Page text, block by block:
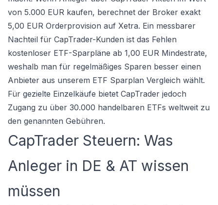
von 5.000 EUR kaufen, berechnet der Broker exakt
5,00 EUR Orderprovision auf Xetra. Ein messbarer
Nachteil für CapTrader-Kunden ist das Fehlen
kostenloser ETF-Sparpläne ab 1,00 EUR Mindestrate,
weshalb man für regelmäßiges Sparen besser einen
Anbieter aus unserem ETF Sparplan Vergleich wählt.
Für gezielte Einzelkäufe bietet CapTrader jedoch
Zugang zu über 30.000 handelbaren ETFs weltweit zu
den genannten Gebühren.
CapTrader Steuern: Was
Anleger in DE & AT wissen
müssen